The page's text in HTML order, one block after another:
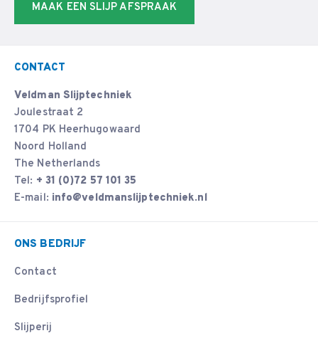
MAAK EEN SLIJP AFSPRAAK
CONTACT
Veldman Slijptechniek
Joulestraat 2
1704 PK Heerhugowaard
Noord Holland
The Netherlands
Tel: + 31 (0)72 57 101 35
E-mail: info@veldmanslijptechniek.nl
ONS BEDRIJF
Contact
Bedrijfsprofiel
Slijperij